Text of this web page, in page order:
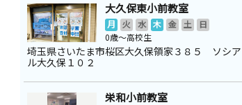
大久保東小前教室
月 火 水 木 金 土
日
0歳～高校生
埼玉県さいたま市桜区大久保領家３８５ ソシア
ル大久保１０２
栄和小前教室